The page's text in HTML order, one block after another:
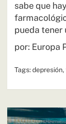
sabe que
pueda tener
por: Europa
Tags:depresión,